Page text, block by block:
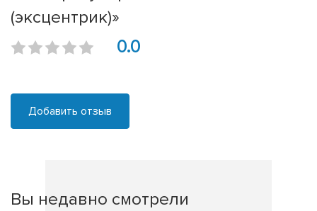
(эксцентрик)»
0.0
Добавить отзыв
Вы недавно смотрели